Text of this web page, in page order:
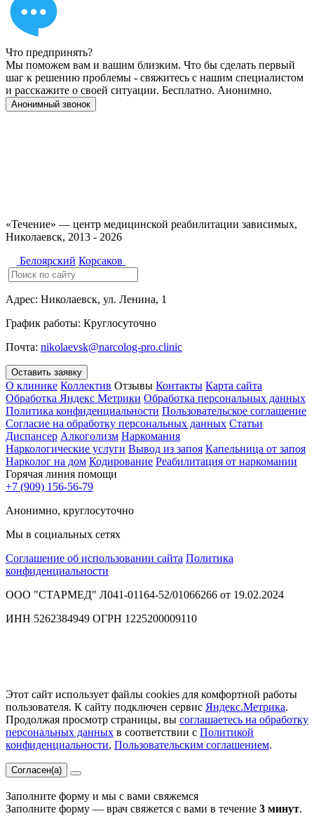
Что предпринять?
Мы поможем вам и вашим близким. Что бы сделать первый
шаг к решению проблемы - свяжитесь с нашим специалистом
и расскажите о своей ситуации. Бесплатно. Анонимно.
Анонимный звонок
«Течение» — центр медицинской реабилитации зависимых,
Николаевск, 2013 - 2026
Белоярский Корсаков
Адрес: Николаевск, ул. Ленина, 1
График работы: Круглосуточно
Почта: nikolaevsk@narcolog-pro.clinic
Оставить заявку
О клинике Коллектив Отзывы Контакты Карта сайта
Обработка Яндекс Метрики Обработка персональных данных
Политика конфиденциальности Пользовательское соглашение
Согласие на обработку персональных данных Статьи
Диспансер Алкоголизм Наркомания
Наркологические услуги Вывод из запоя Капельница от запоя
Нарколог на дом Кодирование Реабилитация от наркомании
Горячая линия помощи
+7 (909) 156-56-79
Анонимно, круглосуточно
Мы в социальных сетях
Соглашение об использовании сайта Политика
конфиденциальности
ООО "СТАРМЕД" Л041-01164-52/01066266 от 19.02.2024
ИНН 5262384949 ОГРН 1225200009110
Этот сайт использует файлы cookies для комфортной работы
пользователя. К сайту подключен сервис Яндекс.Метрика.
Продолжая просмотр страницы, вы соглашаетесь на обработку
персональных данных в соответствии с Политикой
конфиденциальности, Пользовательским соглашением.
Согласен(а)
Заполните форму и мы с вами свяжемся
Заполните форму — врач свяжется с вами в течение 3 минут.